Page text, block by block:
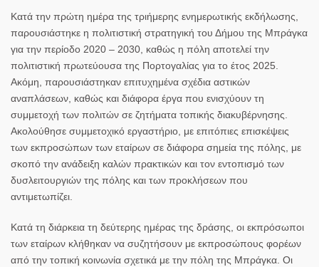
Κατά την πρώτη ημέρα της τριήμερης ενημερωτικής εκδήλωσης,
παρουσιάστηκε η πολιτιστική στρατηγική του Δήμου της Μπράγκα
για την περίοδο 2020 – 2030, καθώς η πόλη αποτελεί την
πολιτιστική πρωτεύουσα της Πορτογαλίας για το έτος 2025.
Ακόμη, παρουσιάστηκαν επιτυχημένα σχέδια αστικών
αναπλάσεων, καθώς και διάφορα έργα που ενισχύουν τη
συμμετοχή των πολιτών σε ζητήματα τοπικής διακυβέρνησης.
Ακολούθησε συμμετοχικό εργαστήριο, με επιτόπιες επισκέψεις
των εκπροσώπων των εταίρων σε διάφορα σημεία της πόλης, με
σκοπό την ανάδειξη καλών πρακτικών και τον εντοπισμό των
δυσλειτουργιών της πόλης και των προκλήσεων που
αντιμετωπίζει.
Κατά τη διάρκεια τη δεύτερης ημέρας της δράσης, οι εκπρόσωποι
των εταίρων κλήθηκαν να συζητήσουν με εκπροσώπους φορέων
από την τοπική κοινωνία σχετικά με την πόλη της Μπράγκα. Οι